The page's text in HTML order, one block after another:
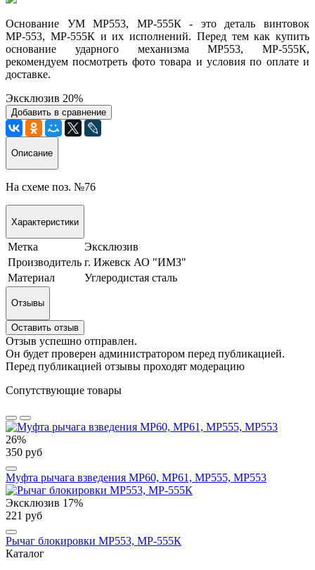
Основание УМ МР553, МР-555К - это деталь винтовок
МР-553, МР-555К и их исполнений. Перед тем как купить
основание ударного механизма МР553, МР-555К,
рекомендуем посмотреть фото товара и условия по оплате и
доставке.
Эксклюзив 20%
Добавить в сравнение
Описание
На схеме поз. №76
Характеристики
Метка
Эксклюзив
Производитель г. Ижевск АО "ИМЗ"
Материал
Углеродистая сталь
Отзывы
Оставить отзыв
Отзыв успешно отправлен.
Он будет проверен администратором перед публикацией.
Перед публикацией отзывы проходят модерацию
Сопутствующие товары
26%
350 руб
Муфта рычага взведения МР60, МР61, МР555, МР553
Эксклюзив 17%
221 руб
Рычаг блокировки МР553, МР-555К
Каталог